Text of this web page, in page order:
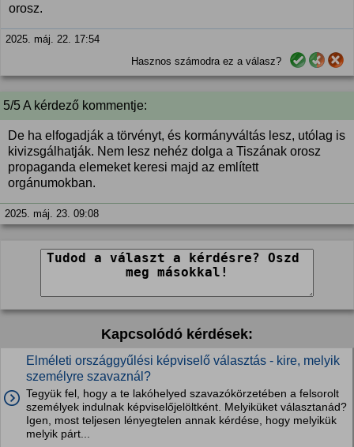
orosz.
2025. máj. 22. 17:54
Hasznos számodra ez a válasz?
5/5 A kérdező kommentje:
De ha elfogadják a törvényt, és kormányváltás lesz, utólag is
kivizsgálhatják. Nem lesz nehéz dolga a Tiszának orosz
propaganda elemeket keresi majd az említett
orgánumokban.
2025. máj. 23. 09:08
Kapcsolódó kérdések:
Elméleti országgyűlési képviselő választás - kire, melyik
személyre szavaznál?
Tegyük fel, hogy a te lakóhelyed szavazókörzetében a felsorolt
személyek indulnak képviselőjelöltként. Melyiküket választanád?
Igen, most teljesen lényegtelen annak kérdése, hogy melyikük
melyik párt...